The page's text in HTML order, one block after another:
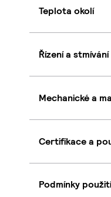
Teplota okolí
Řízení a stmívání
Mechanické a
Certifikace a
Podmínky použití